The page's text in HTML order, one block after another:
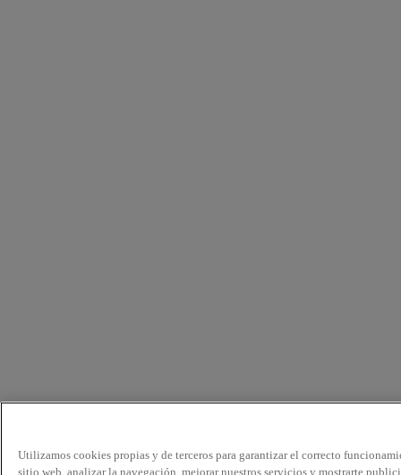
Utilizamos cookies propias y de terceros para garantizar el correcto
sitio web, analizar la navegación, mejorar nuestros servicios y mostrarte